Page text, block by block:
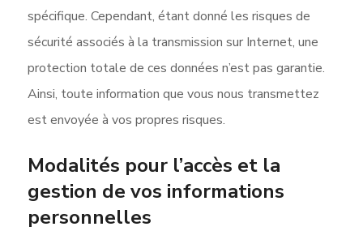
spécifique. Cependant, étant donné les risques de
sécurité associés à la transmission sur Internet, une
protection totale de ces données n’est pas garantie.
Ainsi, toute information que vous nous transmettez
est envoyée à vos propres risques.
Modalités pour l’accès et la
gestion de vos informations
personnelles